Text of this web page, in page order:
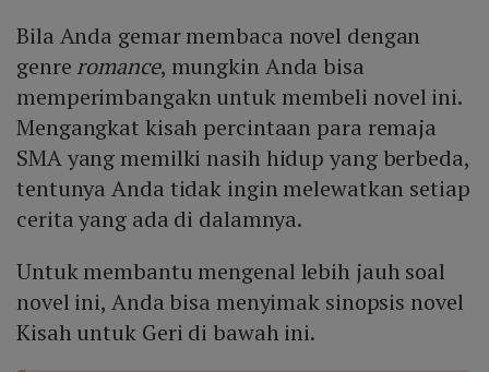
Bila Anda gemar membaca novel dengan
genre romance, mungkin Anda bisa
memperimbangakn untuk membeli novel ini.
Mengangkat kisah percintaan para remaja
SMA yang memilki nasih hidup yang berbeda,
tentunya Anda tidak ingin melewatkan setiap
cerita yang ada di dalamnya.
Untuk membantu mengenal lebih jauh soal
novel ini, Anda bisa menyimak sinopsis novel
Kisah untuk Geri di bawah ini.